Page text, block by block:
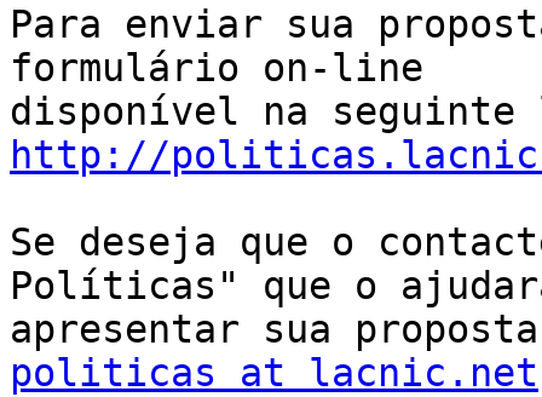
Para enviar sua
formulário on-line
http://
Se deseja que o
Políticas" que o
apresentar sua
politicas at lacnic.net